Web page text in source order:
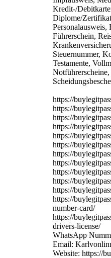
Kredit-/
Diplome/
Personalausweis,
Führerschein,
Steuernummer,
Testamente,
https://
https://
https://
https://
https://
https://
https://
https://
https://
https://
https://
https://
number-card/
https://
drivers-license/
WhatsApp
Email:
Website: https://